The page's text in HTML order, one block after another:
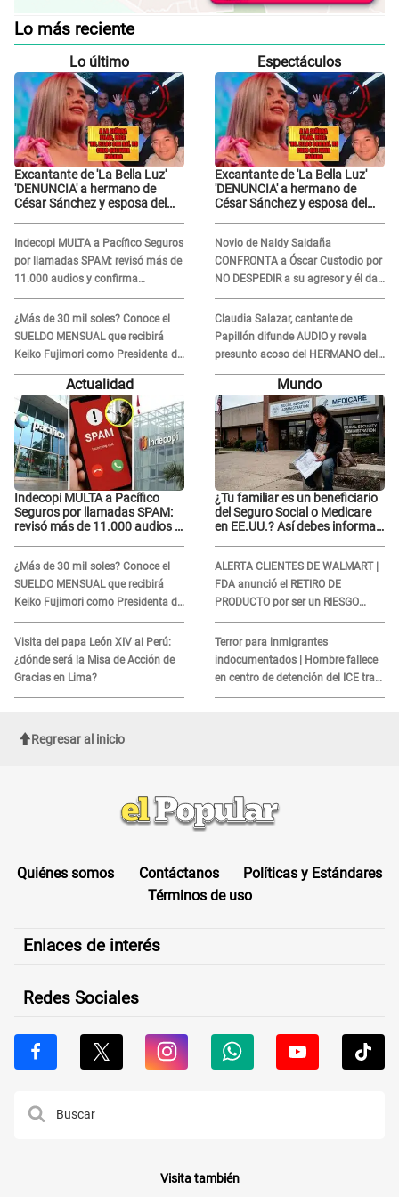
Lo más reciente
Lo último
Excantante de 'La Bella Luz'
'DENUNCIA' a hermano de
César Sánchez y esposa del
tranquila"
Indecopi MULTA a Pacífico Seguros
por llamadas SPAM: revisó más de
11.000 audios y confirma
SANCIÓN
¿Más de 30 mil soles? Conoce el
SUELDO MENSUAL que recibirá
Keiko Fujimori como Presidenta de
la República
Espectáculos
Excantante de 'La Bella Luz'
'DENUNCIA' a hermano de
César Sánchez y esposa del
tranquila"
Novio de Naldy Saldaña
CONFRONTA a Óscar Custodio por
NO DESPEDIR a su agresor y él da
INDIGNANTE respuesta: "Nadie me
dice qué hacer"
Claudia Salazar, cantante de
Papillón difunde AUDIO y revela
presunto acoso del HERMANO del
director musical de La Bella Luz:
"Me quedé asustada, en shock"
Actualidad
Indecopi MULTA a Pacífico
Seguros por llamadas SPAM:
revisó más de 11.000 audios y
¿Más de 30 mil soles? Conoce el
SUELDO MENSUAL que recibirá
Keiko Fujimori como Presidenta de
la República
Visita del papa León XIV al Perú:
¿dónde será la Misa de Acción de
Gracias en Lima?
Mundo
¿Tu familiar es un beneficiario
del Seguro Social o Medicare
en EE.UU.? Así debes informar
ALERTA CLIENTES DE WALMART |
FDA anunció el RETIRO DE
PRODUCTO por ser un RIESGO
MORTAL para consumidores: ¿Cuál
es?
Terror para inmigrantes
indocumentados | Hombre fallece
en centro de detención del ICE tras
sufrir una "emergencia médica"
Regresar al inicio
Quiénes somos Contáctanos
Políticas y Estándares
Términos de uso
Enlaces de interés
Redes Sociales
Visita también